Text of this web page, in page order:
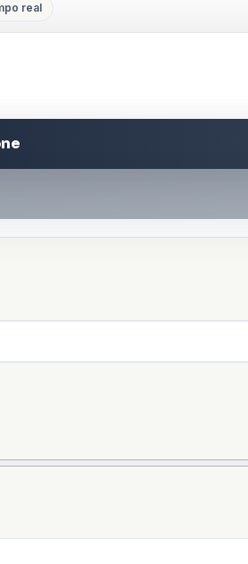
real